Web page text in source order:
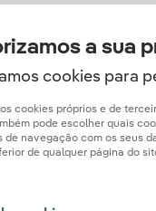
a sua
cookies para
cookies próprios e de
pode escolher quais
de navegação com os seus
de qualquer página do